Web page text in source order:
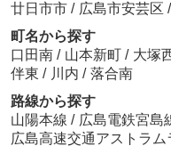
廿日市市 / 広島市安芸区 /
町名から探す
口田南 / 山本新町 / 大塚
伴東 / 川内 / 落合南
路線から探す
山陽本線 / 広島電鉄宮島
広島高速交通アストラム